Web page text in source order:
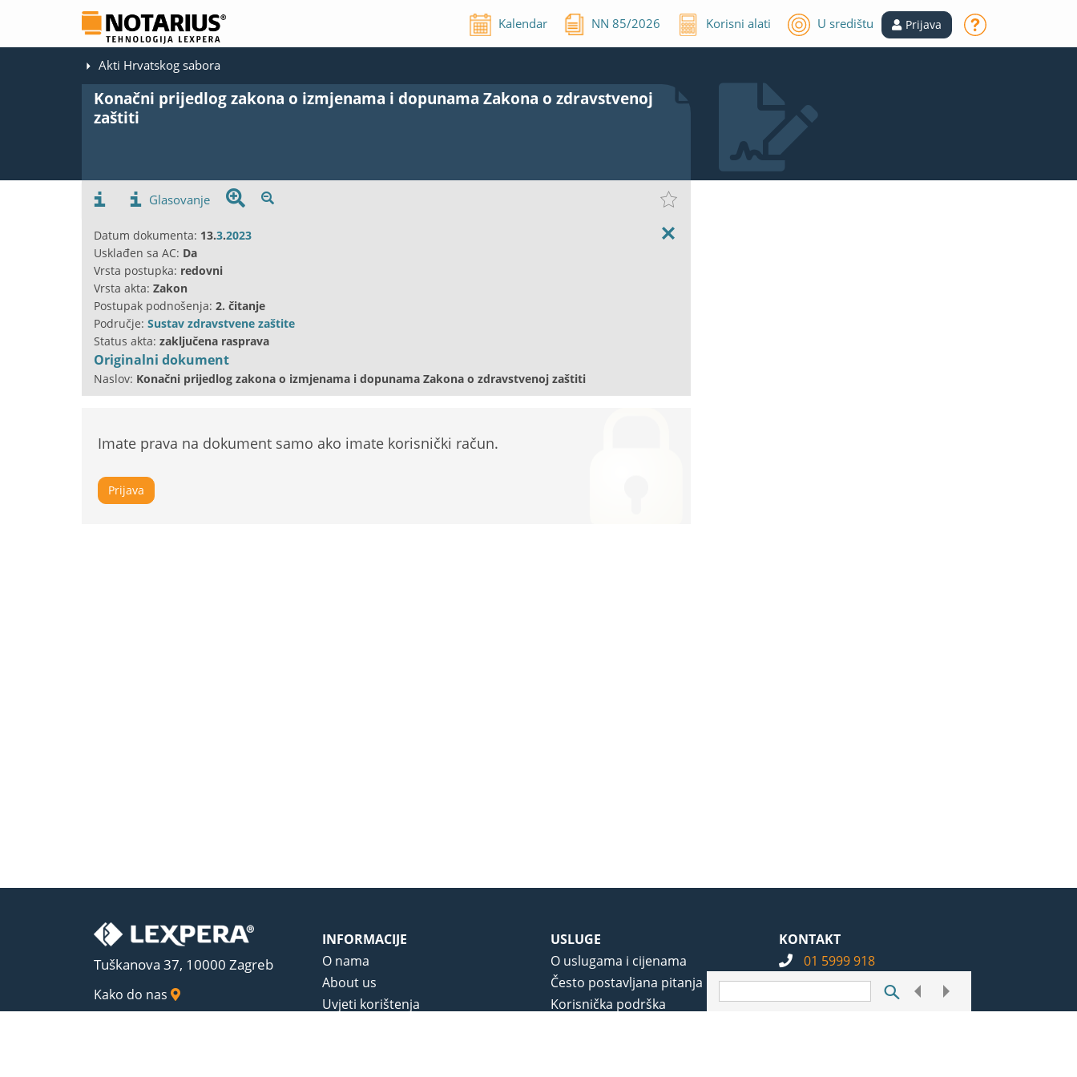
Kalendar NN85/2026 Korisni alati U središtu Prijava
Akti Hrvatskog sabora
Konačni prijedlog zakona o izmjenama i dopunama Zakona o zdravstvenoj
zaštiti
Glasovanje
Datum dokumenta: 13.3.2023
Usklađen sa AC: Da
Vrsta postupka: redovni
Vrsta akta: Zakon
Postupak podnošenja: 2. čitanje
Područje: Sustav zdravstvene zaštite
Status akta: zaključena rasprava
Originalni dokument
Naslov: Konačni prijedlog zakona o izmjenama i dopunama Zakona o zdravstvenoj zaštiti
Imate prava na dokument samo ako imate korisnički račun.
Prijava
Tuškanova 37, 10000 Zagreb
Kako do nas
INFORMACIJE
O nama
About us
Uvjeti korištenja
USLUGE
O uslugama i cijenama
Često postavljana pitanja
Korisnička podrška
KONTAKT
01 5999 918
info@notarius.hr